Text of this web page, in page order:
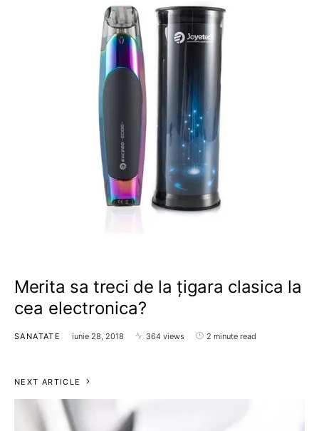
Merita sa treci de la țigara clasica la
cea electronica?
SANATATE iunie 28, 2018 364 views 2 minute read
NEXT ARTICLE